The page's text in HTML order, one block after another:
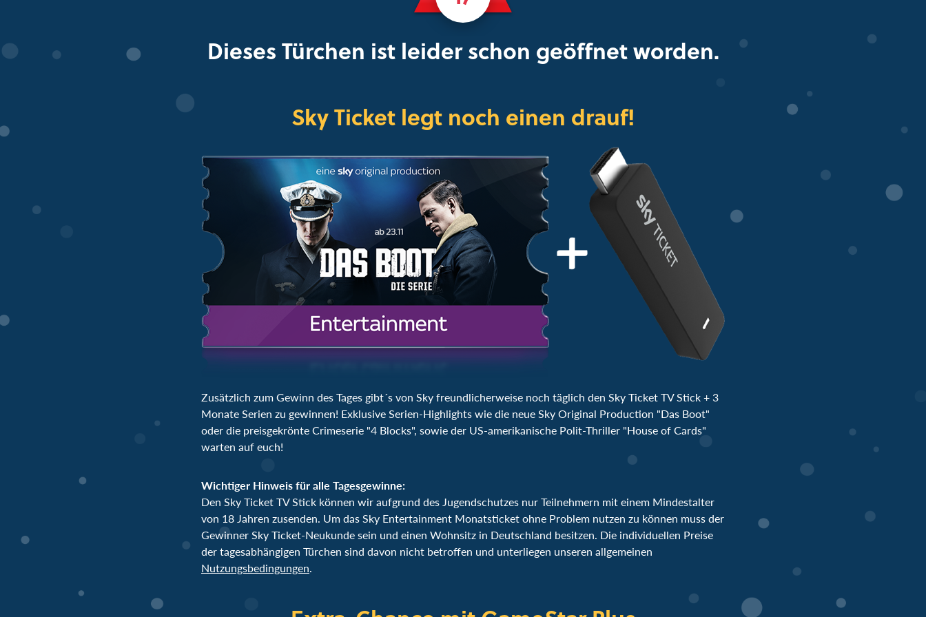
Dieses Türchen ist leider schon geöffnet worden.
Sky Ticket legt noch einen drauf!
Zusätzlich zum Gewinn des Tages gibt´s von Sky freundlicherweise noch täglich den Sky Ticket TV Stick + 3
Monate Serien zu gewinnen! Exklusive Serien-Highlights wie die neue Sky Original Production "Das Boot"
oder die preisgekrönte Crimeserie "4 Blocks", sowie der US-amerikanische Polit-Thriller "House of Cards"
warten auf euch!
Wichtiger Hinweis für alle Tagesgewinne:
Den Sky Ticket TV Stick können wir aufgrund des Jugendschutzes nur Teilnehmern mit einem Mindestalter
von 18 Jahren zusenden. Um das Sky Entertainment Monatsticket ohne Problem nutzen zu können muss der
Gewinner Sky Ticket-Neukunde sein und einen Wohnsitz in Deutschland besitzen. Die individuellen Preise
der tagesabhängigen Türchen sind davon nicht betroffen und unterliegen unseren allgemeinen
Nutzungsbedingungen.